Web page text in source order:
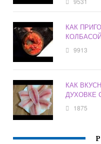
КАК
9913
КАК
ДУХОВКЕ
1875